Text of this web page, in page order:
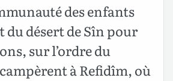
des enfants
du désert de Sîn pour
sur l’ordre du
à Refidîm, où